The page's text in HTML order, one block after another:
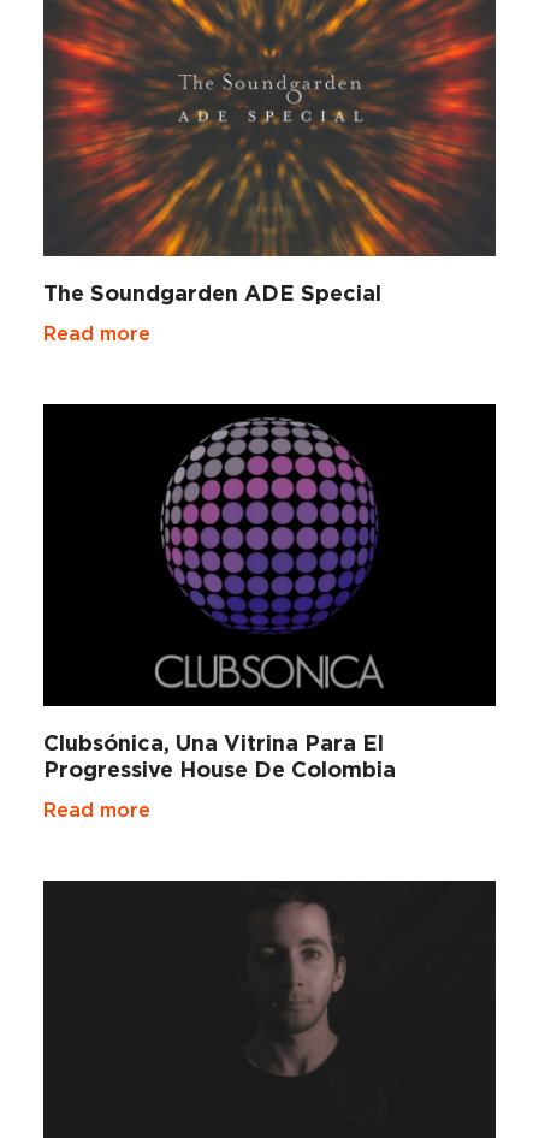
The Soundgarden ADE Special
Read more
Clubsónica, Una Vitrina Para El
Progressive House De Colombia
Read more